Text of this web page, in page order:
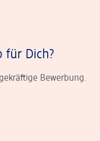
für Dich?
Bewerbung.